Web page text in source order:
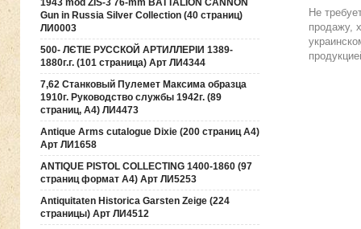
1943 mod ZIS-3 76-mm BATTALION CANNON
Gun in Russia Silver Collection (40 страниц)
ЛИ0003
500- ЛЄТІЕ РУССКОЙ АРТИЛЛЕРІИ 1389-
1880г.г. (101 страница) Арт ЛИ4344
7,62 Станковый Пулемет Максима образца
1910г. Руководство службы 1942г. (89
страниц, А4) ЛИ4473
Antique Arms cutalogue Dixie (200 страниц А4)
Арт ЛИ1658
ANTIQUE PISTOL COLLECTING 1400-1860 (97
страниц формат А4) Арт ЛИ5253
Antiquitaten Historica Garsten Zeige (224
страницы) Арт ЛИ4512
Не
продажу,